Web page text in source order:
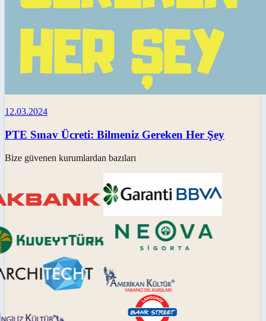
12.03.2024
PTE Sınav Ücreti: Bilmeniz Gereken Her Şey
Bize güvenen kurumlardan bazıları